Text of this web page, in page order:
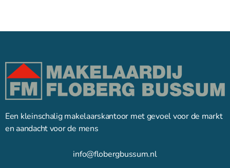
Een kleinschalig makelaarskantoor met gevoel voor de markt
en aandacht voor de mens
info@flobergbussum.nl